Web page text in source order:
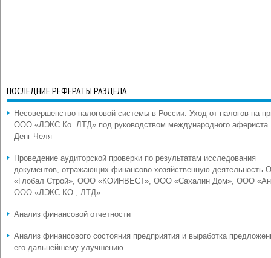
ПОСЛЕДНИЕ РЕФЕРАТЫ РАЗДЕЛА
Несовершенство налоговой системы в России. Уход от налогов на
ООО «ЛЭКС Ко. ЛТД» под руководством международного
Денг Челя
Проведение аудиторской проверки по результатам исследования
документов, отражающих финансово-хозяйственную деятельность
«Глобал Строй», ООО «КОИНВЕСТ», ООО «Сахалин Дом», ООО
ООО «ЛЭКС КО., ЛТД»
Анализ финансовой отчетности
Анализ финансового состояния предприятия и выработка
его дальнейшему улучшению